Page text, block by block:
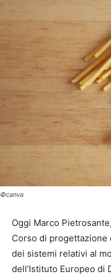
©canva
Oggi Marco
Corso di
dei sistemi relativi al
dell’Istituto Europeo di